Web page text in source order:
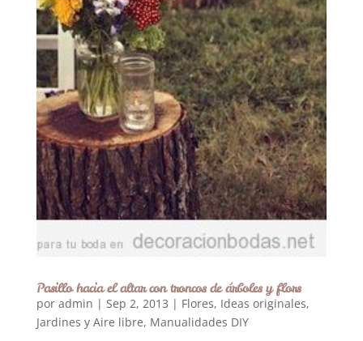
Pasillo hacia el altar con troncos de árboles y flors
por admin | Sep 2, 2013 | Flores, Ideas originales,
Jardines y Aire libre, Manualidades DIY